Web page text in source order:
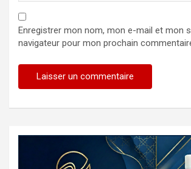
Enregistrer mon nom, mon e-mail et mon
navigateur pour mon prochain